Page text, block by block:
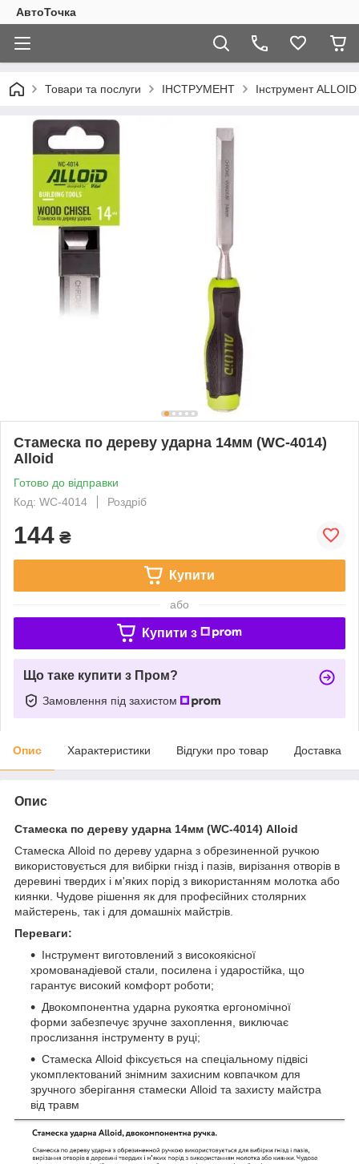
АвтоТочка
Товари та послуги ІНСТРУМЕНТ Інструмент
Стамеска по дереву ударна 14мм (WC-4014)
Alloid
Готово до відправки
Код: WC-4014
Роздріб
144 ₴
Купити
або
Купити з
Що таке купити з Пром?
Замовлення під захистом
Опис Характеристики Відгуки про товар Доставка
Опис
Стамеска по дереву ударна 14мм (WC-4014) Alloid
Стамеска Alloid по дереву ударна з обрезиненной ручкою
використовується для вибірки гнізд і пазів, вирізання отворів в
деревині твердих і м'яких порід з використанням молотка або
киянки. Чудове рішення як для професійних столярних
майстерень, так і для домашніх майстрів.
Переваги:
Інструмент виготовлений з високоякісної
хромованадіевой стали, посилена і ударостійка, що
гарантує високий комфорт роботи;
Двокомпонентна ударна рукоятка ергономічної
форми забезпечує зручне захоплення, виключає
прослизання інструменту в руці;
Стамеска Alloid фіксується на спеціальному підвісі
укомплектований знімним захисним ковпачком для
зручного зберігання стамески Alloid та захисту майстра
від травм